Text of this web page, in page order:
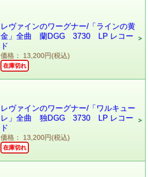
レヴァインのワーグナー/「ラインの黄
金」全曲 蘭DGG 3730 LP レコー
ド
価格： 13,200円(税込)
在庫切れ
レヴァインのワーグナー/「ワルキュー
レ」全曲 独DGG 3730 LP レコー
ド
価格： 13,200円(税込)
在庫切れ